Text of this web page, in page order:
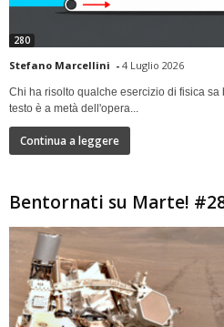
280
Stefano Marcellini - 4 Luglio 2026
Chi ha risolto qualche esercizio di fisica
testo è a metà dell'opera...
Continua a leggere
Bentornati su Marte!